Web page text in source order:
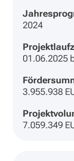
2024
01.06.2025
3.955.938
7.059.349